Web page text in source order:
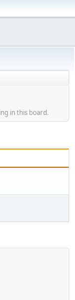
in this board.